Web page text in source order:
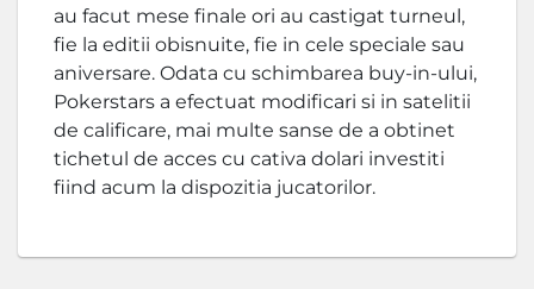
au facut mese finale ori au castigat turneul,
fie la editii obisnuite, fie in cele speciale sau
aniversare. Odata cu schimbarea buy-in-ului,
Pokerstars a efectuat modificari si in satelitii
de calificare, mai multe sanse de a obtinet
tichetul de acces cu cativa dolari investiti
fiind acum la dispozitia jucatorilor.